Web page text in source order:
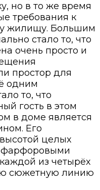
но в то же время
требования к
жилищу. Большим
стало то, что
очень просто и
простор для
одним
то, что
гость в этом
в доме является
Его
целых
фарфоровыми
из четырёх
сюжетную линию